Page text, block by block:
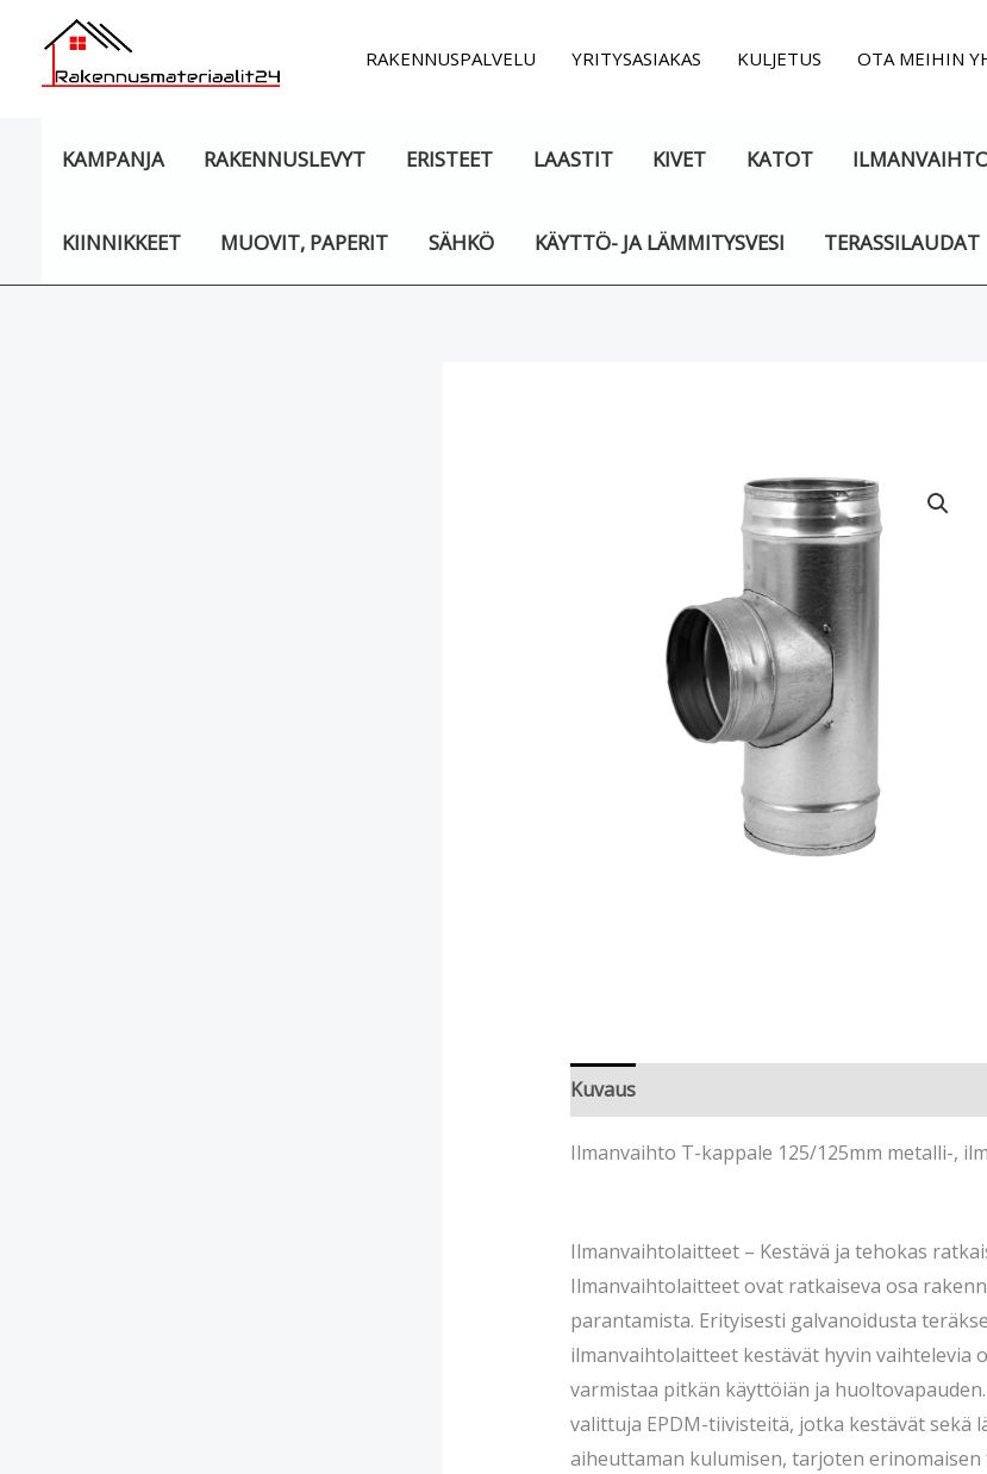
sisältöön
RAKENNUSPALVELU YRITYSASIAKAS KULJETUS OTA MEIHIN
KAMPANJA RAKENNUSLEVYT ERISTEET LAASTIT KIVET KATOT
KIINNIKKEET MUOVIT, PAPERIT SÄHKÖ KÄYTTÖ- JA LÄMMITYSVESI TERASSILAUDAT
Kuvaus
Ilmanvaihto T-kappale 125/125mm metalli-,
Ilmanvaihtolaitteet – Kestävä ja tehokas
Ilmanvaihtolaitteet ovat ratkaiseva osa
parantamista. Erityisesti galvanoidusta
ilmanvaihtolaitteet kestävät hyvin vaihtelevia
varmistaa pitkän käyttöiän ja
valittuja EPDM-tiivisteitä, jotka kestävät sekä
aiheuttaman kulumisen, tarjoten